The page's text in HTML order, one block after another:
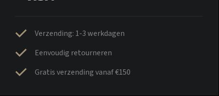
Verzending: 1-3 werkdagen
Eenvoudig retourneren
Gratis verzending vanaf €150